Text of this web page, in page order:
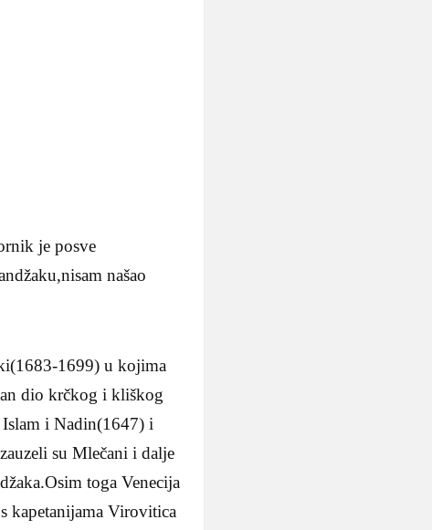
je posve
našao
1699) u kojima
dio krčkog i kliškog
i Nadin(1647) i
su Mlečani i dalje
toga Venecija
kapetanijama Virovitica